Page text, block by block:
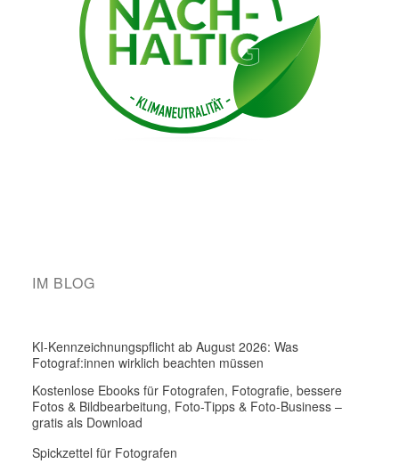
IM BLOG
KI-Kennzeichnungspflicht ab August 2026: Was
Fotograf:innen wirklich beachten müssen
Kostenlose Ebooks für Fotografen, Fotografie, bessere
Fotos & Bildbearbeitung, Foto-Tipps & Foto-Business –
gratis als Download
Spickzettel für Fotografen